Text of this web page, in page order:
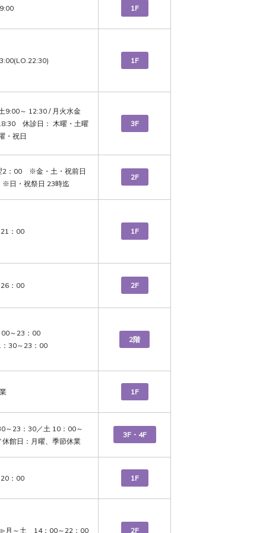
1F
1F
9:00～ 12:30 / 月火水金
　休診日： 木曜・土曜
・祝日
3F
2：00　※金・土・祝前日
※日・祝祭日 23時迄
2F
：00 1F
：00 2F
～23：00
30～23：00
2階
1F
～23：30／土 10：00～
館日：月曜、季節休業
3F・4F
：00 1F
月～土　14：00～22：00 2F